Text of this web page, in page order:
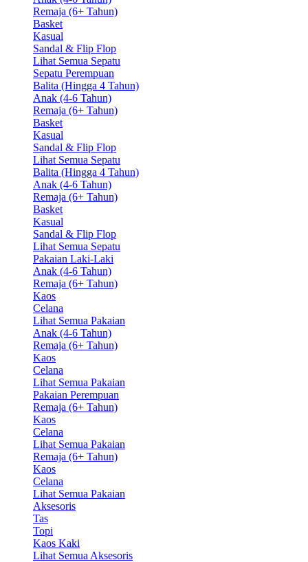
Remaja (6+ Tahun)
Basket
Kasual
Sandal & Flip Flop
Lihat Semua Sepatu
Sepatu Perempuan
Balita (Hingga 4 Tahun)
Anak (4-6 Tahun)
Remaja (6+ Tahun)
Basket
Kasual
Sandal & Flip Flop
Lihat Semua Sepatu
Balita (Hingga 4 Tahun)
Anak (4-6 Tahun)
Remaja (6+ Tahun)
Basket
Kasual
Sandal & Flip Flop
Lihat Semua Sepatu
Pakaian Laki-Laki
Anak (4-6 Tahun)
Remaja (6+ Tahun)
Kaos
Celana
Lihat Semua Pakaian
Anak (4-6 Tahun)
Remaja (6+ Tahun)
Kaos
Celana
Lihat Semua Pakaian
Pakaian Perempuan
Remaja (6+ Tahun)
Kaos
Celana
Lihat Semua Pakaian
Remaja (6+ Tahun)
Kaos
Celana
Lihat Semua Pakaian
Aksesoris
Tas
Topi
Kaos Kaki
Lihat Semua Aksesoris